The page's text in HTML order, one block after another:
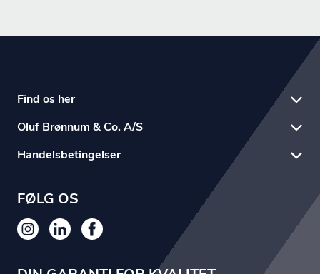
Find os her
Oluf Brønnum & Co. A/S
Handelsbetingelser
FØLG OS